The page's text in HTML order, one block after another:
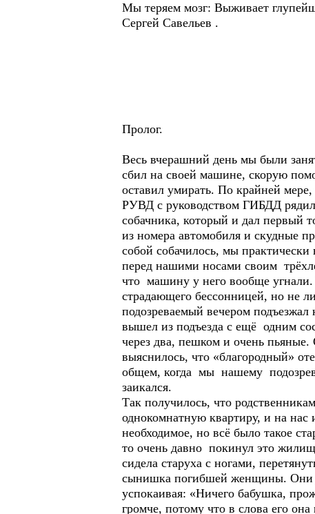
Мы теряем мозг: Выживает
Сергей Савельев .
Пролог.
Весь вчерашний день мы были
сбил на своей машине, скорую
оставил умирать. По крайней
РУВД с руководством ГИБДД
собачника, который и дал первый
из номера автомобиля и скудные
собой собачилось, мы
перед нашими носами своим
что машину у него вообще угнали.
страдающего бессонницей, но не
подозреваемый вечером
вышел из подъезда с ещё одним
через два, пешком и очень
выяснилось, что «благородный»
общем, когда мы нашему
заикался.
Так получилось, что
однокомнатную квартиру, и на нас
необходимое, но всё было такое
то очень давно покинул это
сидела старуха с ногами,
сынишка погибшей женщины. Они
успокаивая: «Ничего бабушка,
громче, потому что в слова его